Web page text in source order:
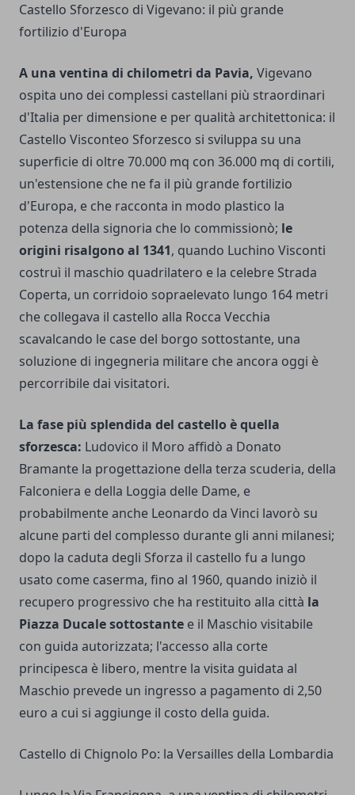
Castello Sforzesco di Vigevano: il più grande
fortilizio d'Europa
A una ventina di chilometri da Pavia, Vigevano
ospita uno dei complessi castellani più straordinari
d'Italia per dimensione e per qualità architettonica: il
Castello Visconteo Sforzesco si sviluppa su una
superficie di oltre 70.000 mq con 36.000 mq di cortili,
un'estensione che ne fa il più grande fortilizio
d'Europa, e che racconta in modo plastico la
potenza della signoria che lo commissionò; le
origini risalgono al 1341, quando Luchino Visconti
costruì il maschio quadrilatero e la celebre Strada
Coperta, un corridoio sopraelevato lungo 164 metri
che collegava il castello alla Rocca Vecchia
scavalcando le case del borgo sottostante, una
soluzione di ingegneria militare che ancora oggi è
percorribile dai visitatori.
La fase più splendida del castello è quella
sforzesca: Ludovico il Moro affidò a Donato
Bramante la progettazione della terza scuderia, della
Falconiera e della Loggia delle Dame, e
probabilmente anche Leonardo da Vinci lavorò su
alcune parti del complesso durante gli anni milanesi;
dopo la caduta degli Sforza il castello fu a lungo
usato come caserma, fino al 1960, quando iniziò il
recupero progressivo che ha restituito alla città la
Piazza Ducale sottostante e il Maschio visitabile
con guida autorizzata; l'accesso alla corte
principesca è libero, mentre la visita guidata al
Maschio prevede un ingresso a pagamento di 2,50
euro a cui si aggiunge il costo della guida.
Castello di Chignolo Po: la Versailles della Lombardia